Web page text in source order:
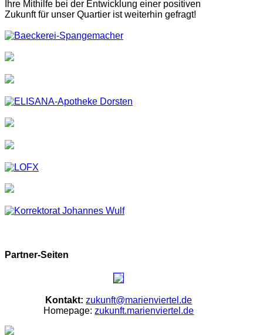
Ihre Mithilfe bei der Entwicklung einer positiven
Zukunft für unser Quartier ist weiterhin gefragt!
Partner-Seiten
Kontakt:zukunft@marienviertel.de
Homepage:zukunft.marienviertel.de